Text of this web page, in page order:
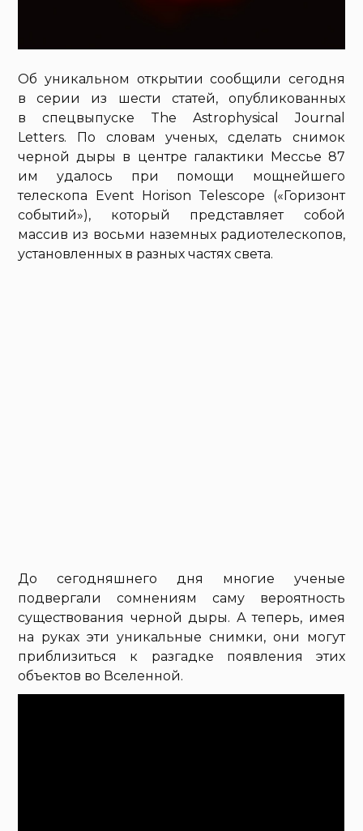
Об уникальном открытии сообщили сегодня
в серии из шести статей, опубликованных
в спецвыпуске The Astrophysical Journal
Letters. По словам ученых, сделать снимок
черной дыры в центре галактики Мессье 87
им удалось при помощи мощнейшего
телескопа Event Horison Telescope («Горизонт
событий»), который представляет собой
массив из восьми наземных радиотелескопов,
установленных в разных частях света.
До сегодняшнего дня многие ученые
подвергали сомнениям саму вероятность
существования черной дыры. А теперь, имея
на руках эти уникальные снимки, они могут
приблизиться к разгадке появления этих
объектов во Вселенной.